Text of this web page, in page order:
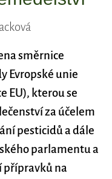
směrnice
Evropské unie
EU), kterou se
za účelem
pesticidů a dále
parlamentu a
přípravků na